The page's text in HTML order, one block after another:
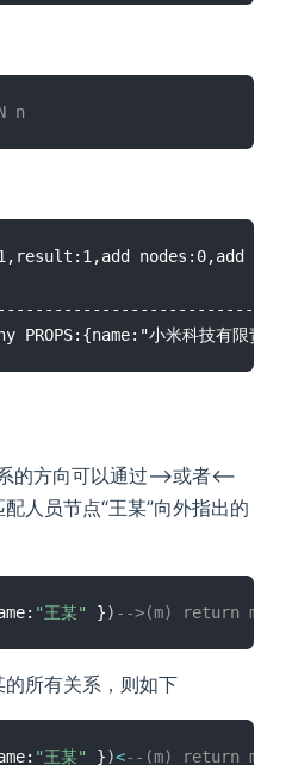
n
nodes:0,add
的方向可以通过-->或者<--
人员节点“王某”向外指出的
"王某" }) -->(m) return m
所有关系，则如下
"王某" })<--(m) return m